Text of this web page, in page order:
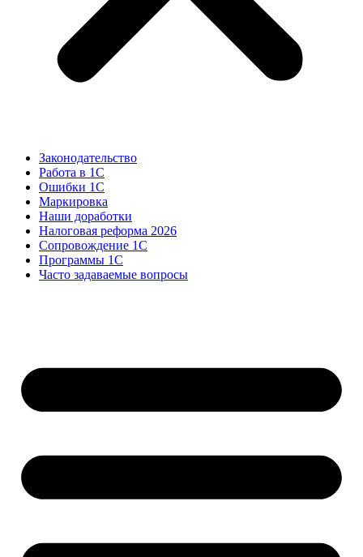
Законодательство
Работа в 1С
Ошибки 1С
Маркировка
Наши доработки
Налоговая реформа 2026
Сопровождение 1С
Программы 1С
Часто задаваемые вопросы